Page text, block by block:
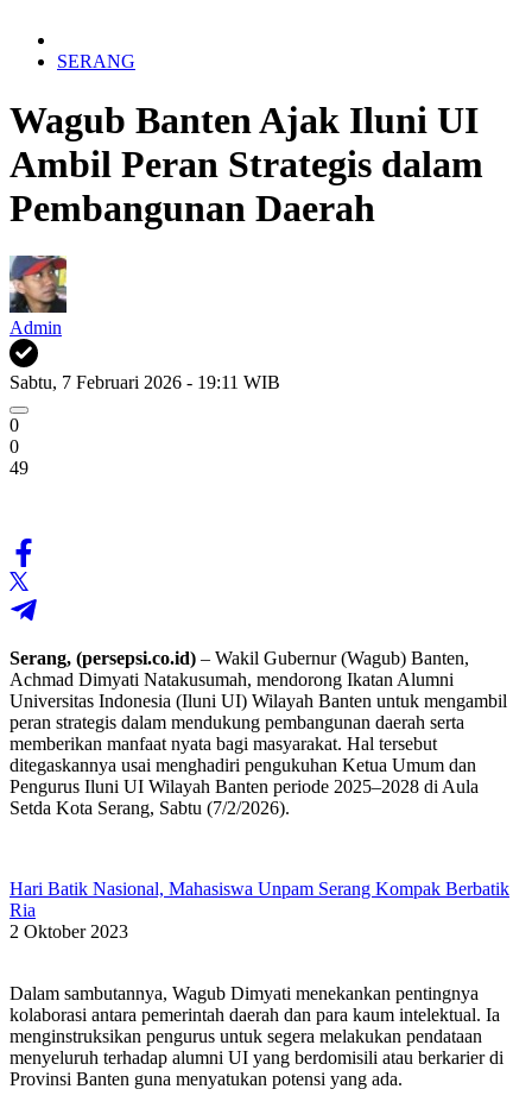
SERANG
Wagub Banten Ajak Iluni UI
Ambil Peran Strategis dalam
Pembangunan Daerah
Admin
Sabtu, 7 Februari 2026 - 19:11 WIB
0
0
49
Serang, (persepsi.co.id) – Wakil Gubernur (Wagub) Banten,
Achmad Dimyati Natakusumah, mendorong Ikatan Alumni
Universitas Indonesia (Iluni UI) Wilayah Banten untuk mengambil
peran strategis dalam mendukung pembangunan daerah serta
memberikan manfaat nyata bagi masyarakat. Hal tersebut
ditegaskannya usai menghadiri pengukuhan Ketua Umum dan
Pengurus Iluni UI Wilayah Banten periode 2025–2028 di Aula
Setda Kota Serang, Sabtu (7/2/2026).
Hari Batik Nasional, Mahasiswa Unpam Serang Kompak Berbatik
Ria
2 Oktober 2023
​Dalam sambutannya, Wagub Dimyati menekankan pentingnya
kolaborasi antara pemerintah daerah dan para kaum intelektual. Ia
menginstruksikan pengurus untuk segera melakukan pendataan
menyeluruh terhadap alumni UI yang berdomisili atau berkarier di
Provinsi Banten guna menyatukan potensi yang ada.